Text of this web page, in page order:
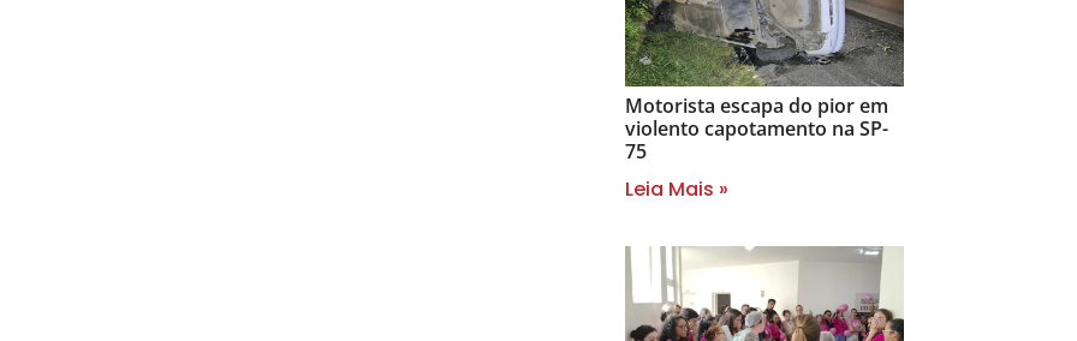
Motorista escapa do pior em
violento capotamento na SP-
75
Leia Mais »